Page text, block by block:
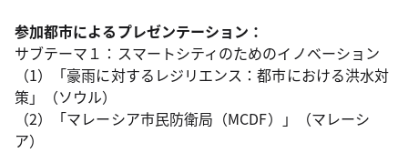
参加都市によるプレゼンテーション：
サブテーマ１：スマートシティのためのイノベーション
（1）「豪雨に対するレジリエンス：都市における洪水対
策」（ソウル）
（2）「マレーシア市民防衛局（MCDF）」（マレーシ
ア）